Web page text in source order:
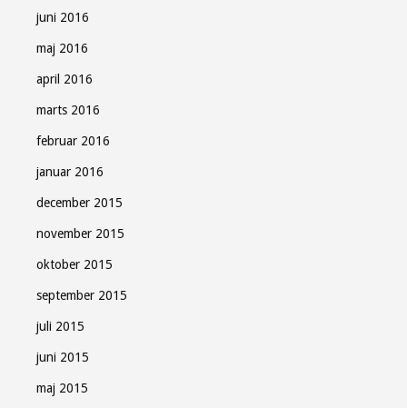
juni 2016
maj 2016
april 2016
marts 2016
februar 2016
januar 2016
december 2015
november 2015
oktober 2015
september 2015
juli 2015
juni 2015
maj 2015